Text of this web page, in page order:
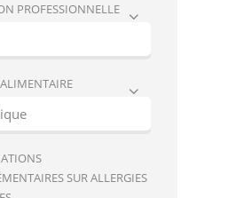
PROFESSIONNELLE
SUR ALLERGIES